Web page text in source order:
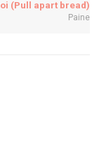
(Pull apart bread)
Paine